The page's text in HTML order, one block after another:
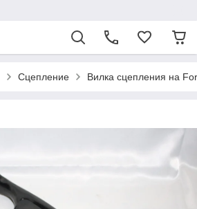
Сцепление Вилка сцепления на